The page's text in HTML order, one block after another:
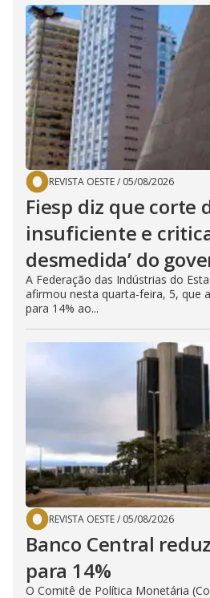
REVISTA OESTE/ 05/08/2026
Fiesp diz que corte
insuficiente e
desmedida’ do
A Federação das Indústrias do
afirmou nesta quarta-feira, 5, que
para 14% ao...
REVISTA OESTE/ 05/08/2026
Banco Central
para 14%
O Comitê de Política Monetária